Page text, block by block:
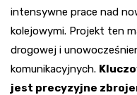
intensywne prace nad
kolejowymi. Projekt ten
drogowej i
komunikacyjnych.
jest precyzyjne